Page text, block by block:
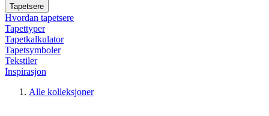
Tapetsere
Hvordan tapetsere
Tapettyper
Tapetkalkulator
Tapetsymboler
Tekstiler
Inspirasjon
Alle kolleksjoner